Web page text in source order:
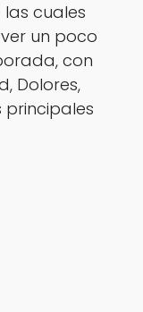
las cuales
un poco
con
Dolores,
principales